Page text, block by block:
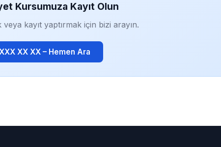
Kursumuza Kayıt Olun
kayıt yaptırmak için bizi arayın.
XX XX – Hemen Ara